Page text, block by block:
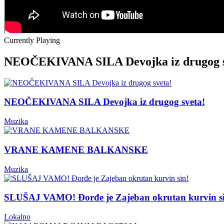
Currently Playing
NEOČEKIVANA SILA Devojka iz drugog
NEOČEKIVANA SILA Devojka iz drugog sveta!
Muzika
VRANE KAMENE BALKANSKE
Muzika
SLUŠAJ VAMO! Đorđe je Zajeban okrutan kurvin
Lokalno